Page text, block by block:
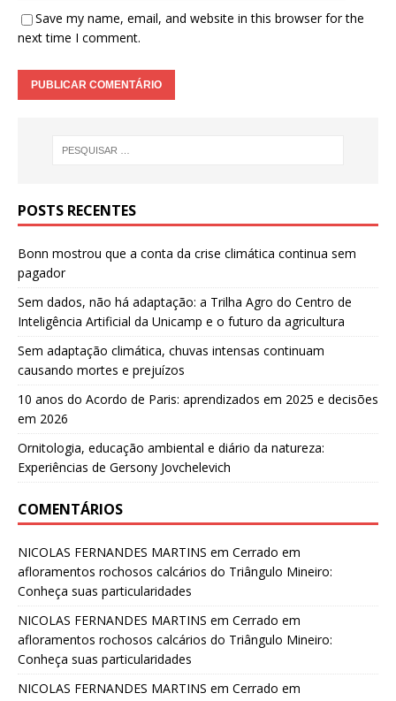
Save my name, email, and website in this browser for the
next time I comment.
POSTS RECENTES
Bonn mostrou que a conta da crise climática continua sem
pagador
Sem dados, não há adaptação: a Trilha Agro do Centro de
Inteligência Artificial da Unicamp e o futuro da agricultura
Sem adaptação climática, chuvas intensas continuam
causando mortes e prejuízos
10 anos do Acordo de Paris: aprendizados em 2025 e decisões
em 2026
Ornitologia, educação ambiental e diário da natureza:
Experiências de Gersony Jovchelevich
COMENTÁRIOS
NICOLAS FERNANDES MARTINS em Cerrado em
afloramentos rochosos calcários do Triângulo Mineiro:
Conheça suas particularidades
NICOLAS FERNANDES MARTINS em Cerrado em
afloramentos rochosos calcários do Triângulo Mineiro:
Conheça suas particularidades
NICOLAS FERNANDES MARTINS em Cerrado em